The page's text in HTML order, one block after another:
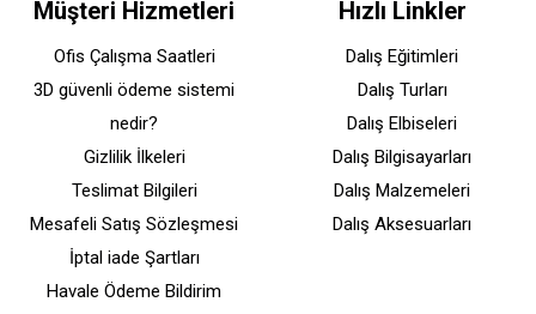
Müşteri Hizmetleri
Ofis Çalışma Saatleri
3D güvenli ödeme sistemi
nedir?
Gizlilik İlkeleri
Teslimat Bilgileri
Mesafeli Satış Sözleşmesi
İptal iade Şartları
Havale Ödeme Bildirim
Hızlı Linkler
Dalış Eğitimleri
Dalış Turları
Dalış Elbiseleri
Dalış Bilgisayarları
Dalış Malzemeleri
Dalış Aksesuarları